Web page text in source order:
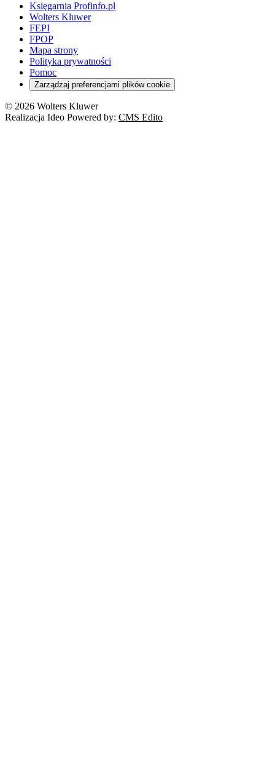
Nowe uprawnienia PIP
Orzeczenia
Energetyka
ESG
Kredyty
Cło
Deregulacja
Cyberbezpieczeństwo
Franczyza
Prawo autorskie
Domowe finanse
Emerytury i renty
Pacjent
Szkoła i uczeń
Turystyka
Orzeczenia
RODO
Księgarnia Profinfo.pl
Wolters Kluwer
FEPI
FPOP
Mapa strony
Polityka prywatności
Pomoc
Zarządzaj preferencjami plików cookie
© 2026 Wolters Kluwer
Realizacja Ideo Powered by: CMS Edito